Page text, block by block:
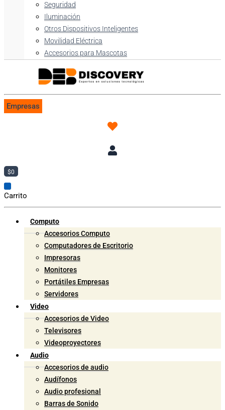
Seguridad
Iluminación
Otros Dispositivos Inteligentes
Movilidad Eléctrica
Accesorios para Mascotas
Empresas
$0
Carrito
Computo
Accesorios Computo
Computadores de Escritorio
Impresoras
Monitores
Portátiles Empresas
Servidores
Video
Accesorios de Video
Televisores
Videoproyectores
Audio
Accesorios de audio
Audífonos
Audio profesional
Barras de Sonido